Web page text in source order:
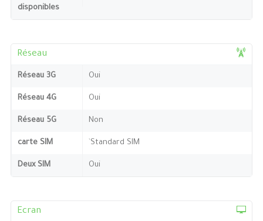
disponibles
Réseau
Réseau 3G Oui
Réseau 4G Oui
Réseau 5G Non
carte SIM `Standard SIM
Deux SIM Oui
Ecran